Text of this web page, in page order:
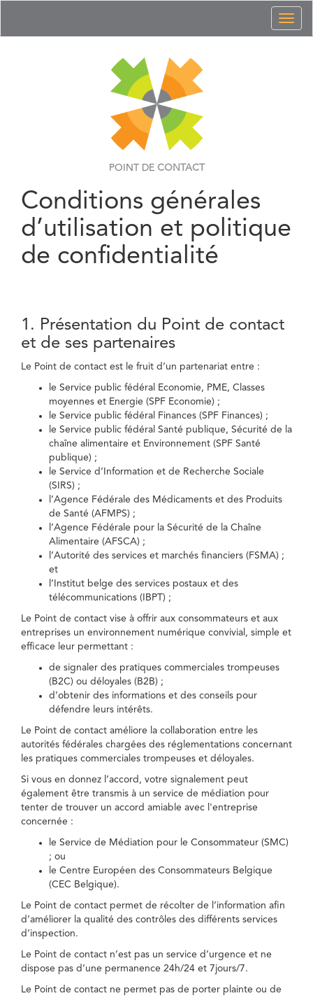
POINT DE CONTACT
Conditions générales
d’utilisation et politique
de confidentialité
1. Présentation du Point de contact
et de ses partenaires
Le Point de contact est le fruit d’un partenariat entre :
le Service public fédéral Economie, PME, Classes
moyennes et Energie (SPF Economie) ;
le Service public fédéral Finances (SPF Finances) ;
le Service public fédéral Santé publique, Sécurité de la
chaîne alimentaire et Environnement (SPF Santé
publique) ;
le Service d’Information et de Recherche Sociale
(SIRS) ;
l’Agence Fédérale des Médicaments et des Produits
de Santé (AFMPS) ;
l’Agence Fédérale pour la Sécurité de la Chaîne
Alimentaire (AFSCA) ;
l’Autorité des services et marchés financiers (FSMA) ;
et
l’Institut belge des services postaux et des
télécommunications (IBPT) ;
Le Point de contact vise à offrir aux consommateurs et aux
entreprises un environnement numérique convivial, simple et
efficace leur permettant :
de signaler des pratiques commerciales trompeuses
(B2C) ou déloyales (B2B) ;
d’obtenir des informations et des conseils pour
défendre leurs intérêts.
Le Point de contact améliore la collaboration entre les
autorités fédérales chargées des réglementations concernant
les pratiques commerciales trompeuses et déloyales.
Si vous en donnez l’accord, votre signalement peut
également être transmis à un service de médiation pour
tenter de trouver un accord amiable avec l'entreprise
concernée :
le Service de Médiation pour le Consommateur (SMC)
; ou
le Centre Européen des Consommateurs Belgique
(CEC Belgique).
Le Point de contact permet de récolter de l’information afin
d’améliorer la qualité des contrôles des différents services
d’inspection.
Le Point de contact n’est pas un service d’urgence et ne
dispose pas d’une permanence 24h/24 et 7jours/7.
Le Point de contact ne permet pas de porter plainte ou de